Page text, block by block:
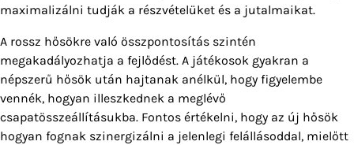
maximalizálni tudják a részvételüket és a jutalmaikat.
A rossz hősökre való összpontosítás szintén
megakadályozhatja a fejlődést. A játékosok gyakran a
népszerű hősök után hajtanak anélkül, hogy figyelembe
vennék, hogyan illeszkednek a meglévő
csapatösszeállításukba. Fontos értékelni, hogy az új hősök
hogyan fognak szinergizálni a jelenlegi felállásoddal, mielőtt